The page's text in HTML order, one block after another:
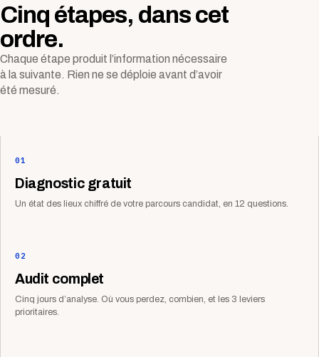
Cinq étapes, dans cet
ordre.
Chaque étape produit l’information nécessaire
à la suivante. Rien ne se déploie avant d’avoir
été mesuré.
01
Diagnostic gratuit
Un état des lieux chiffré de votre parcours candidat, en 12 questions.
02
Audit complet
Cinq jours d’analyse. Où vous perdez, combien, et les 3 leviers
prioritaires.